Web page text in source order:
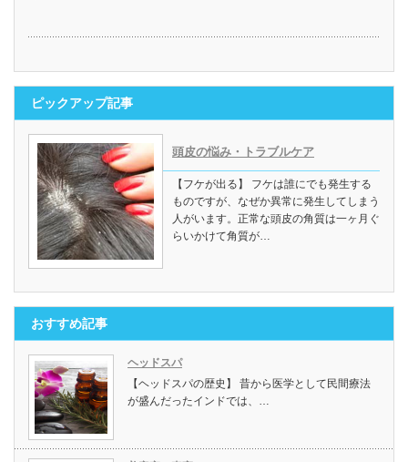
ピックアップ記事
頭皮の悩み・トラブルケア
【フケが出る】 フケは誰にでも発生する
ものですが、なぜか異常に発生してしまう
人がいます。正常な頭皮の角質は一ヶ月ぐ
らいかけて角質が…
おすすめ記事
ヘッドスパ
【ヘッドスパの歴史】 昔から医学として民間療法
が盛んだったインドでは、…